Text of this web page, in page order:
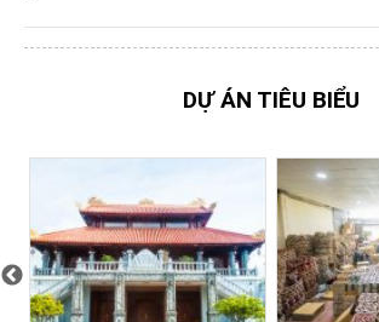
DỰ ÁN TIÊU BIỂU